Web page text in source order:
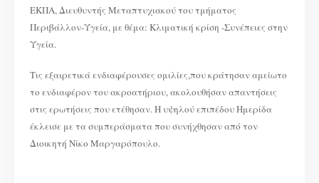
ΕΚΠΑ, Διευθυντής Μεταπτυχιακού του τμήματος
Περιβάλλον-Υγεία, με θέμα: Κλιματική κρίση -Συνέπειες στην
Υγεία.
Τις εξαιρετικά ενδιαφέρουσες ομιλίες,που κράτησαν αμείωτο
το ενδιαφέρον του ακροατήριου, ακολουθήσαν απαντήσεις
στις ερωτήσεις που ετέθησαν. Η υψηλού επιπέδου Ημερίδα
έκλεισε με τα συμπεράσματα που συνήχθησαν από τον
Διοικητή Νίκο Μαργαρόπουλο.